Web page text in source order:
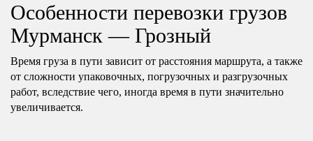
Особенности перевозки грузов
Мурманск — Грозный
Время груза в пути зависит от расстояния маршрута, а также
от сложности упаковочных, погрузочных и разгрузочных
работ, вследствие чего, иногда время в пути значительно
увеличивается.